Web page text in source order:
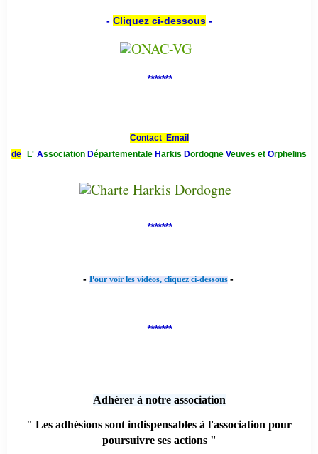
- Cliquez ci-dessous-
*******
Contact Email
de
L' Association Départementale Harkis Dordogne Veuves et Orphelins
*******
- Pour voir les vidéos, cliquez ci-dessous -
*******
Adhérer à notre association
" Les adhésions sont indispensables à l'association pour
poursuivre ses actions "